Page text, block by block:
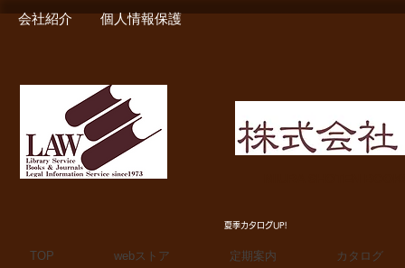
会社紹介 個人情報保護
夏季カタログUP!
TOP webストア 定期案内 カタログ